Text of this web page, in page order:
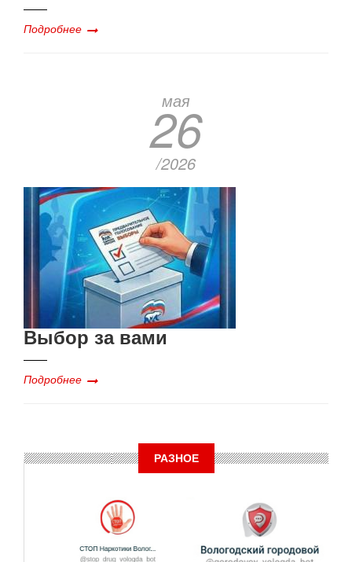
Подробнее
мая
26
/2026
Выбор за вами
Подробнее
РАЗНОЕ